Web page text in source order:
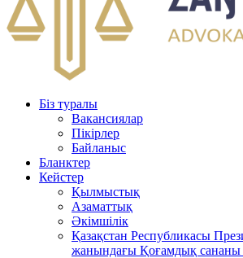
Біз туралы
Вакансиялар
Пікірлер
Байланыс
Бланктер
Кейстер
Қылмыстық
Азаматтық
Әкімшілік
Қазақстан Республикасы
жанындағы Қоғамдық сананы